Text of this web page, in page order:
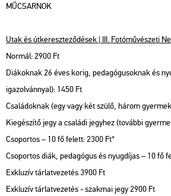
MŰCSARNOK
Utak és útkereszteződések | III. Fotóművészeti
Normál: 2900 Ft
Diákoknak 26 éves korig, pedagógusoknak és
igazolvánnyal): 1450 Ft
Családoknak (egy vagy két szülő, három
Kiegészítő jegy a családi jegyhez (további
Csoportos – 10 fő felett: 2300 Ft*
Csoportos diák, pedagógus és nyugdíjas – 10 fő
Exkluzív tárlatvezetés 3900 Ft
Exkluzív tárlatvezetés - szakmai jegy 2900 Ft